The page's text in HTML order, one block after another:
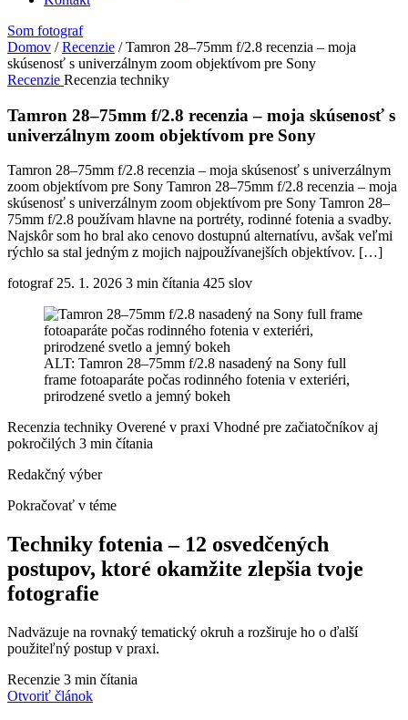
Som fotograf
Domov / Recenzie / Tamron 28–75mm f/2.8 recenzia – moja
skúsenosť s univerzálnym zoom objektívom pre Sony
Recenzie Recenzia techniky
Tamron 28–75mm f/2.8 recenzia – moja skúsenosť s
univerzálnym zoom objektívom pre Sony
Tamron 28–75mm f/2.8 recenzia – moja skúsenosť s univerzálnym
zoom objektívom pre Sony Tamron 28–75mm f/2.8 recenzia – moja
skúsenosť s univerzálnym zoom objektívom pre Sony Tamron 28–
75mm f/2.8 používam hlavne na portréty, rodinné fotenia a svadby.
Najskôr som ho bral ako cenovo dostupnú alternatívu, avšak veľmi
rýchlo sa stal jedným z mojich najpoužívanejších objektívov. […]
fotograf 25. 1. 2026 3 min čítania 425 slov
ALT: Tamron 28–75mm f/2.8 nasadený na Sony full
frame fotoaparáte počas rodinného fotenia v exteriéri,
prirodzené svetlo a jemný bokeh
Recenzia techniky Overené v praxi Vhodné pre začiatočníkov aj
pokročilých 3 min čítania
Redakčný výber
Pokračovať v téme
Techniky fotenia – 12 osvedčených
postupov, ktoré okamžite zlepšia tvoje
fotografie
Nadväzuje na rovnaký tematický okruh a rozširuje ho o ďalší
použiteľný postup v praxi.
Recenzie 3 min čítania
Otvoriť článok